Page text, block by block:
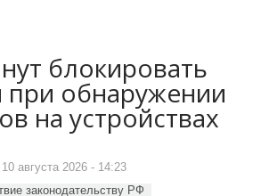
блокировать
обнаружении
на устройствах
августа 2026 - 14:23
законодательству РФ